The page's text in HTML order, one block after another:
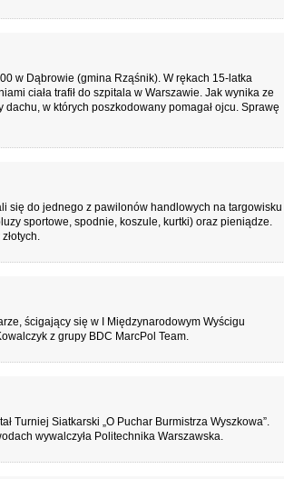
w Dąbrowie (gmina Rząśnik). W rękach 15-latka
ciała trafił do szpitala w Warszawie. Jak wynika ze
w których poszkodowany pomagał ojcu. Sprawę
się do jednego z pawilonów handlowych na targowisku
sportowe, spodnie, koszule, kurtki) oraz pieniądze.
ścigający się w I Międzynarodowym Wyścigu
z grupy BDC MarcPol Team.
Turniej Siatkarski „O Puchar Burmistrza Wyszkowa”.
wywalczyła Politechnika Warszawska.